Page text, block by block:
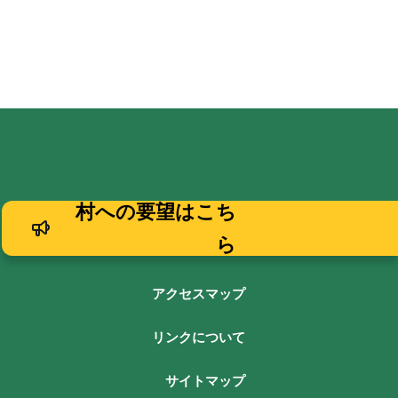
村への要望はこち
ら
アクセスマップ
リンクについて
サイトマップ